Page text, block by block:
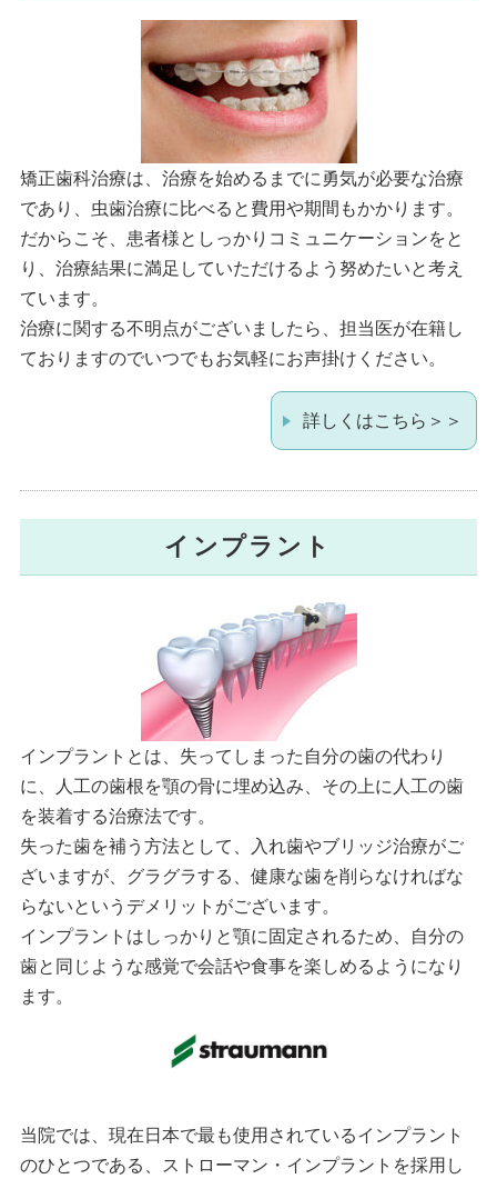
矯正歯科治療は、治療を始めるまでに勇気が必要な治療
であり、虫歯治療に比べると費用や期間もかかります。
だからこそ、患者様としっかりコミュニケーションをと
り、治療結果に満足していただけるよう努めたいと考え
ています。
治療に関する不明点がございましたら、担当医が在籍し
ておりますのでいつでもお気軽にお声掛けください。
詳しくはこちら＞＞
インプラント
インプラントとは、失ってしまった自分の歯の代わり
に、人工の歯根を顎の骨に埋め込み、その上に人工の歯
を装着する治療法です。
失った歯を補う方法として、入れ歯やブリッジ治療がご
ざいますが、グラグラする、健康な歯を削らなければな
らないというデメリットがございます。
インプラントはしっかりと顎に固定されるため、自分の
歯と同じような感覚で会話や食事を楽しめるようになり
ます。
当院では、現在日本で最も使用されているインプラント
のひとつである、ストローマン・インプラントを採用し